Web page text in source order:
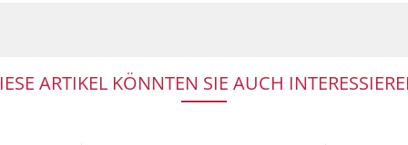
ARTIKEL KÖNNTEN SIE AUCH